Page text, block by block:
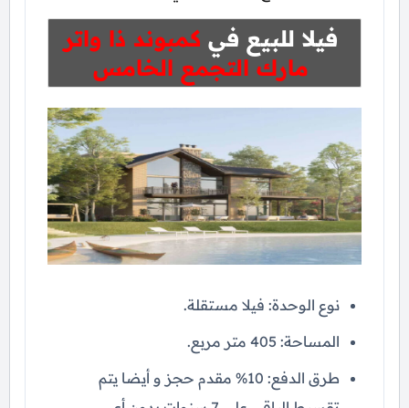
فيلا للبيع في كمبوند ذا واتر
مارك التجمع الخامس
نوع الوحدة: فيلا مستقلة.
المساحة: 405 متر مربع.
طرق الدفع: 10% مقدم حجز و أيضا يتم